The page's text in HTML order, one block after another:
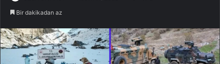
Bir dakikadan az